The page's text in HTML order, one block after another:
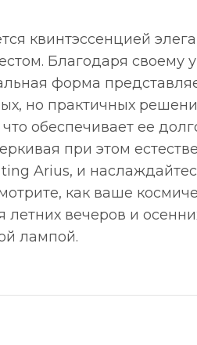
квинтэссенцией
Благодаря
форма
но практичных
обеспечивает ее
при этом
Arius, и
как ваше
вечеров и
лампой.